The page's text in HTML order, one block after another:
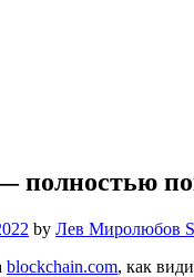
полностью
by Лев Миролюбов
blockchain.com, как